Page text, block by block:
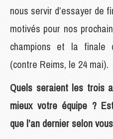
nous servir d’essayer de
motivés pour nos
champions et la finale
(contre Reims, le 24 mai).
Quels seraient les trois
mieux votre équipe ?
que l’an dernier selon